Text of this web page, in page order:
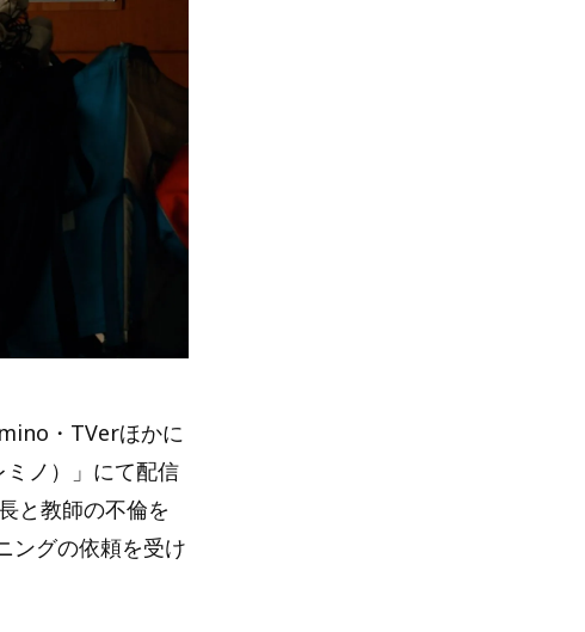
・TVerほかに
ノ）」にて配信
と教師の不倫を
ングの依頼を受け